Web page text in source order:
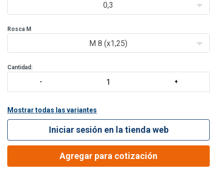
0,3
Rosca M
M 8 (x1,25)
Cantidad:
Mostrar todas las variantes
Iniciar sesión en la tienda web
Agregar para cotización